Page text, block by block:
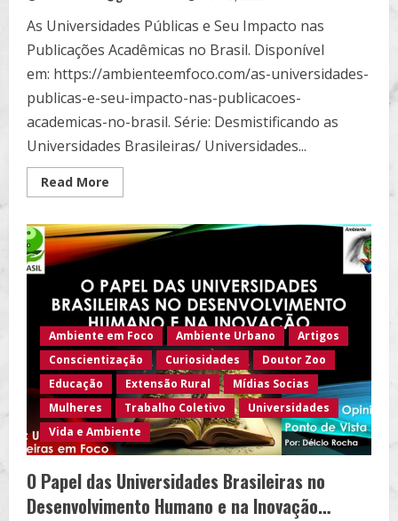
As Universidades Públicas e Seu Impacto nas
Publicações Acadêmicas no Brasil. Disponível
em: https://ambienteemfoco.com/as-universidades-
publicas-e-seu-impacto-nas-publicacoes-
academicas-no-brasil. Série: Desmistificando as
Universidades Brasileiras/ Universidades...
Read More
more
Movimento
de
Acesso
Democratizando
o
Conhecimento
Científico…
Ambiente em Foco Ambiente Urbano
Artigos
Conscientização
Curiosidades
Doutor Zoo
Educação
Extensão Rural
Mídias Socias
Mulheres
Trabalho Coletivo
Universidades
Vida e Ambiente
O Papel das Universidades Brasileiras no
Desenvolvimento Humano e na Inovação…